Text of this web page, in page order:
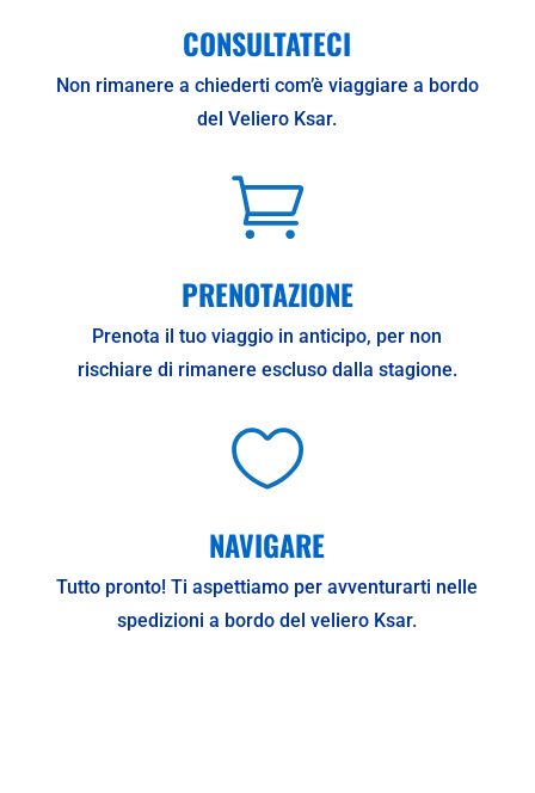
CONSULTATECI
Non rimanere a chiederti com’è viaggiare a bordo
del Veliero Ksar.

PRENOTAZIONE
Prenota il tuo viaggio in anticipo, per non
rischiare di rimanere escluso dalla stagione.

NAVIGARE
Tutto pronto! Ti aspettiamo per avventurarti nelle
spedizioni a bordo del veliero Ksar.